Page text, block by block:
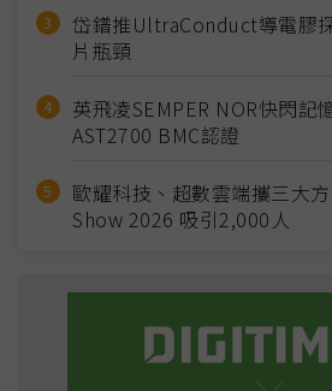
岱鐠推UltraConduct導電膠
片瓶頸
英飛凌SEMPER NOR快閃記
AST2700 BMC認證
歐耀科技、超數雲端攜三大
Show 2026 吸引2,000人